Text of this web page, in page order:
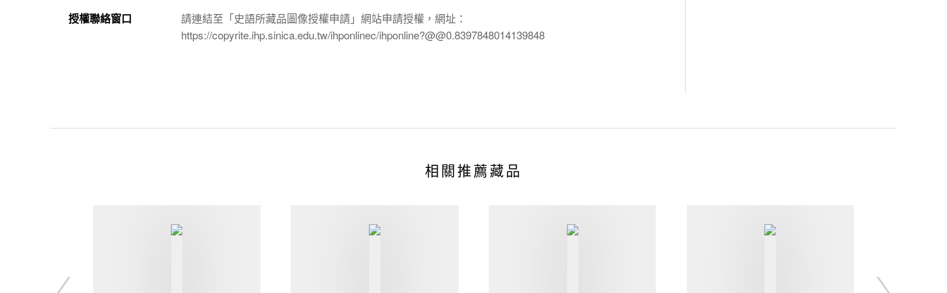
授權聯絡窗口
請連結至「史語所藏品圖像授權申請」網站申請授權，網址：
https://copyrite.ihp.sinica.edu.tw/ihponlinec/ihponline?@@0.8397848014139848
相關推薦藏品